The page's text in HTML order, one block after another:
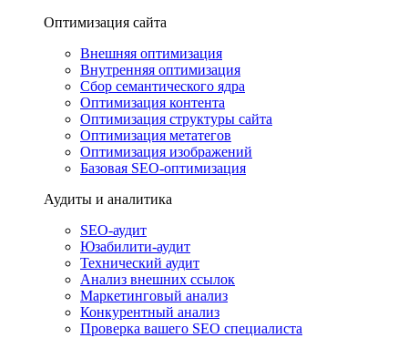
Оптимизация сайта
Внешняя оптимизация
Внутренняя оптимизация
Сбор семантического ядра
Оптимизация контента
Оптимизация структуры сайта
Оптимизация метатегов
Оптимизация изображений
Базовая SEO-оптимизация
Аудиты и аналитика
SEO-аудит
Юзабилити-аудит
Технический аудит
Анализ внешних ссылок
Маркетинговый анализ
Конкурентный анализ
Проверка вашего SEO специалиста